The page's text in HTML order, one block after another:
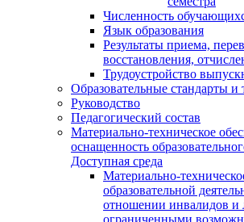
Численность
Язык образования
Результаты приема,
восстановления,
Трудоустройство
Образовательные стандарты и
Руководство
Педагогический состав
Материально-техническое
оснащенность
Доступная среда
Материально-
образовательной
отношении инвалидов и
ограниченными